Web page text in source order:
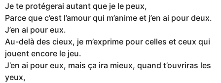
Je te protégerai autant que je le peux,
Parce que c’est l’amour qui m’anime et j’en ai pour deux.
J’en ai pour eux.
Au-delà des cieux, je m’exprime pour celles et ceux qui
jouent encore le jeu.
J’en ai pour eux, mais ça ira mieux, quand t’ouvriras les
yeux,